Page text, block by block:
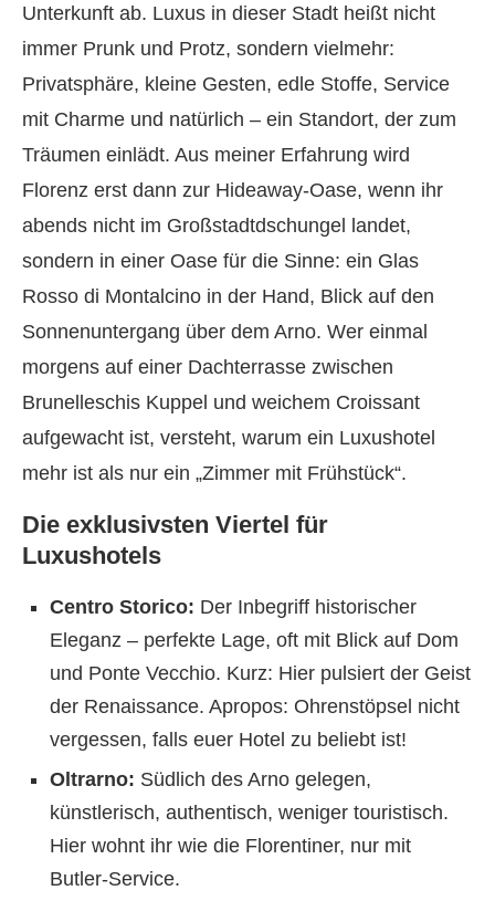
Unterkunft ab. Luxus in dieser Stadt heißt nicht
immer Prunk und Protz, sondern vielmehr:
Privatsphäre, kleine Gesten, edle Stoffe, Service
mit Charme und natürlich – ein Standort, der zum
Träumen einlädt. Aus meiner Erfahrung wird
Florenz erst dann zur Hideaway-Oase, wenn ihr
abends nicht im Großstadtdschungel landet,
sondern in einer Oase für die Sinne: ein Glas
Rosso di Montalcino in der Hand, Blick auf den
Sonnenuntergang über dem Arno. Wer einmal
morgens auf einer Dachterrasse zwischen
Brunelleschis Kuppel und weichem Croissant
aufgewacht ist, versteht, warum ein Luxushotel
mehr ist als nur ein „Zimmer mit Frühstück“.
Die exklusivsten Viertel für
Luxushotels
Centro Storico: Der Inbegriff historischer
Eleganz – perfekte Lage, oft mit Blick auf Dom
und Ponte Vecchio. Kurz: Hier pulsiert der Geist
der Renaissance. Apropos: Ohrenstöpsel nicht
vergessen, falls euer Hotel zu beliebt ist!
Oltrarno: Südlich des Arno gelegen,
künstlerisch, authentisch, weniger touristisch.
Hier wohnt ihr wie die Florentiner, nur mit
Butler-Service.